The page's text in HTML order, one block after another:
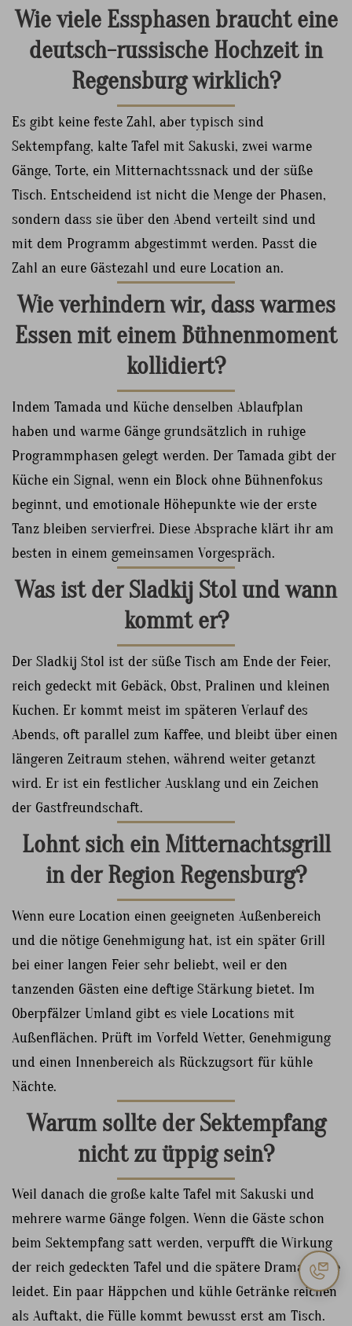
Wie viele Essphasen braucht eine
deutsch-russische Hochzeit in
Regensburg wirklich?
Es gibt keine feste Zahl, aber typisch sind
Sektempfang, kalte Tafel mit Sakuski, zwei warme
Gänge, Torte, ein Mitternachtssnack und der süße
Tisch. Entscheidend ist nicht die Menge der Phasen,
sondern dass sie über den Abend verteilt sind und
mit dem Programm abgestimmt werden. Passt die
Zahl an eure Gästezahl und eure Location an.
Wie verhindern wir, dass warmes
Essen mit einem Bühnenmoment
kollidiert?
Indem Tamada und Küche denselben Ablaufplan
haben und warme Gänge grundsätzlich in ruhige
Programmphasen gelegt werden. Der Tamada gibt der
Küche ein Signal, wenn ein Block ohne Bühnenfokus
beginnt, und emotionale Höhepunkte wie der erste
Tanz bleiben servierfrei. Diese Absprache klärt ihr am
besten in einem gemeinsamen Vorgespräch.
Was ist der Sladkij Stol und wann
kommt er?
Der Sladkij Stol ist der süße Tisch am Ende der Feier,
reich gedeckt mit Gebäck, Obst, Pralinen und kleinen
Kuchen. Er kommt meist im späteren Verlauf des
Abends, oft parallel zum Kaffee, und bleibt über einen
längeren Zeitraum stehen, während weiter getanzt
wird. Er ist ein festlicher Ausklang und ein Zeichen
der Gastfreundschaft.
Lohnt sich ein Mitternachtsgrill
in der Region Regensburg?
Wenn eure Location einen geeigneten Außenbereich
und die nötige Genehmigung hat, ist ein später Grill
bei einer langen Feier sehr beliebt, weil er den
tanzenden Gästen eine deftige Stärkung bietet. Im
Oberpfälzer Umland gibt es viele Locations mit
Außenflächen. Prüft im Vorfeld Wetter, Genehmigung
und einen Innenbereich als Rückzugsort für kühle
Nächte.
Warum sollte der Sektempfang
nicht zu üppig sein?
Weil danach die große kalte Tafel mit Sakuski und
mehrere warme Gänge folgen. Wenn die Gäste schon
beim Sektempfang satt werden, verpufft die Wirkung
der reich gedeckten Tafel und die spätere Dramaturgie
leidet. Ein paar Häppchen und kühle Getränke reichen
als Auftakt, die Fülle kommt bewusst erst am Tisch.